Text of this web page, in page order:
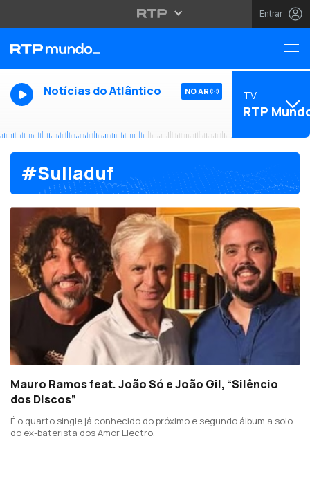
Entrar
Notícias do Atlântico NO AR TV
RTP
#Sulladuf
Mauro Ramos feat. João Só e João Gil, “Silêncio
dos Discos”
É o quarto single já conhecido do próximo e segundo álbum a solo
do ex-baterista dos Amor Electro.